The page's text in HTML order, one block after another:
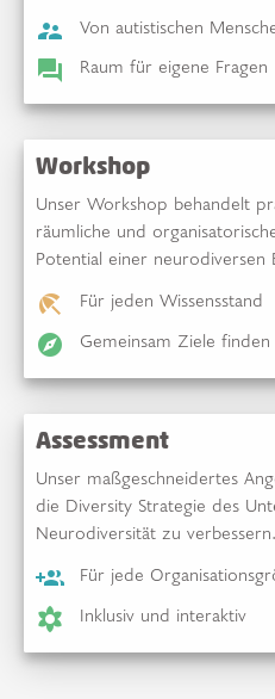
supervisor_account Von autistischen
question_answer Raum für eigene Fragen
Workshop
Unser Workshop behandelt
räumliche und
Potential einer neurodiversen
beach_access Für jeden Wissensstand
explore Gemeinsam Ziele finden
Assessment
Unser maßgeschneidertes
die Diversity Strategie des
Neurodiversität zu verbessern.
group_add Für jede
filter_vintage Inklusiv und interaktiv